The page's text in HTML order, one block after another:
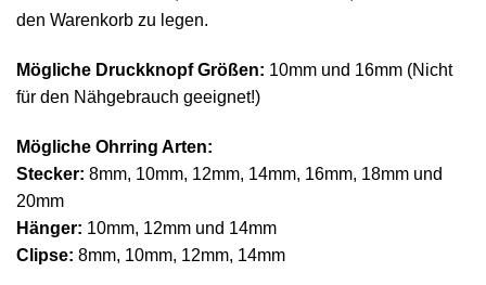
den Warenkorb zu legen.
Mögliche Druckknopf Größen: 10mm und 16mm (Nicht
für den Nähgebrauch geeignet!)
Mögliche Ohrring Arten:
Stecker: 8mm, 10mm, 12mm, 14mm, 16mm, 18mm und
20mm
Hänger: 10mm, 12mm und 14mm
Clipse: 8mm, 10mm, 12mm, 14mm